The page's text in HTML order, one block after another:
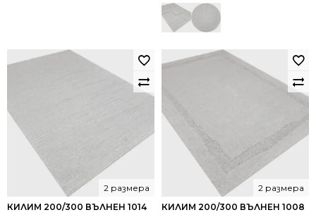
КИЛИМ 200/300 ВЪЛНЕН 1014
2 размера
КИЛИМ 200/300 ВЪЛНЕН 1008
2 размера